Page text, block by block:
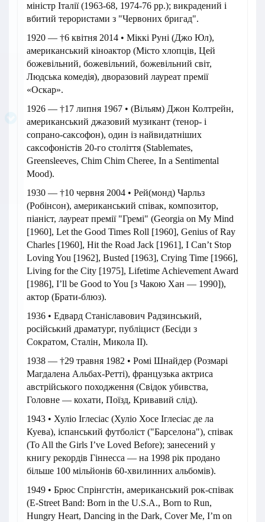
міністр Італії (1963-68, 1974-76 рр.); викрадений і
вбитий терористами з "Червоних бригад".
1920 — †6 квітня 2014 • Міккі Руні (Джо Юл),
американський кіноактор (Місто хлопців, Цей
божевільний, божевільний, божевільний світ,
Людська комедія), дворазовий лауреат премії
«Оскар».
1926 — †17 липня 1967 • (Вільям) Джон Колтрейн,
американський джазовий музикант (тенор- і
сопрано-саксофон), один із найвидатніших
саксофоністів 20-го століття (Stablemates,
Greensleeves, Chim Chim Cheree, In a Sentimental
Mood).
1930 — †10 червня 2004 • Рей(монд) Чарльз
(Робінсон), американський співак, композитор,
піаніст, лауреат премії "Гремі" (Georgia on My Mind
[1960], Let the Good Times Roll [1960], Genius of Ray
Charles [1960], Hit the Road Jack [1961], I Can’t Stop
Loving You [1962], Busted [1963], Crying Time [1966],
Living for the City [1975], Lifetime Achievement Award
[1986], I’ll be Good to You [з Чакою Хан — 1990]),
актор (Брати-блюз).
1936 • Едвард Станіславович Радзинський,
російський драматург, публіцист (Бесіди з
Сократом, Сталін, Микола II).
1938 — †29 травня 1982 • Ромі Шнайдер (Розмарі
Магдалена Альбах-Ретті), французька актриса
австрійського походження (Свідок убивства,
Головне — кохати, Поїзд, Кривавий слід).
1943 • Хуліо Іглесіас (Хуліо Хосе Іглесіас де ла
Куева), іспанський футболіст ("Барселона"), співак
(To All the Girls I’ve Loved Before); занесений у
книгу рекордів Гіннесса — на 1998 рік продано
більше 100 мільйонів 60-хвилинних альбомів).
1949 • Брюс Спрінгстін, американський рок-співак
(E-Street Band: Born in the U.S.A., Born to Run,
Hungry Heart, Dancing in the Dark, Cover Me, I’m on